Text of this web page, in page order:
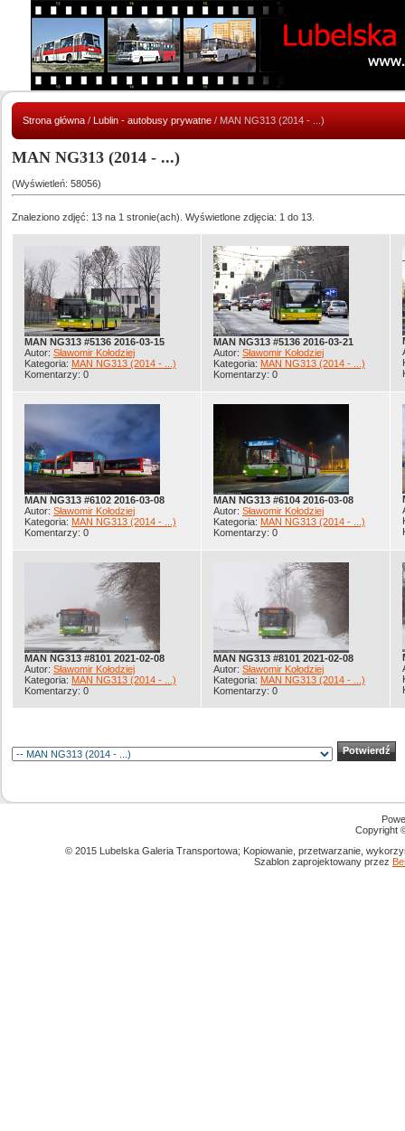
Strona główna / Lublin - autobusy prywatne / MAN NG313 (2014 - ...)
MAN NG313 (2014 - ...)
(Wyświetleń: 58056)
Znaleziono zdjęć: 13 na 1 stronie(ach). Wyświetlone zdjęcia: 1 do 13.
MAN NG313 #5136 2016-03-15
Autor: Sławomir Kołodziej
Kategoria: MAN NG313 (2014 - ...)
Komentarzy: 0
MAN NG313 #5136 2016-03-21
Autor: Sławomir Kołodziej
Kategoria: MAN NG313 (2014 - ...)
Komentarzy: 0
MAN NG313 #6102 2016-03-08
Autor: Sławomir Kołodziej
Kategoria: MAN NG313 (2014 - ...)
Komentarzy: 0
MAN NG313 #6104 2016-03-08
Autor: Sławomir Kołodziej
Kategoria: MAN NG313 (2014 - ...)
Komentarzy: 0
MAN NG313 #8101 2021-02-08
Autor: Sławomir Kołodziej
Kategoria: MAN NG313 (2014 - ...)
Komentarzy: 0
MAN NG313 #8101 2021-02-08
Autor: Sławomir Kołodziej
Kategoria: MAN NG313 (2014 - ...)
Komentarzy: 0
Copyright
© 2015 Lubelska Galeria Transportowa; Kopiowanie, przetwarzanie,
Szablon zaprojektowany przez